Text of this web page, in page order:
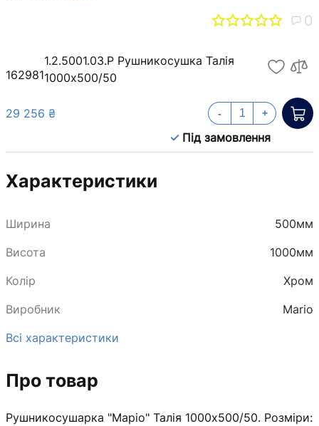
0
162981
1.2.5001.03.Р Рушникосушка Талія
1000х500/50
29 256 ₴
Під замовлення
- +
Характеристики
Ширина
500мм
Висота
1000мм
Колір
Хром
Виробник
Mario
Всі характеристики
Про товар
Рушникосушарка "Маріо" Талія 1000х500/50. Розміри: